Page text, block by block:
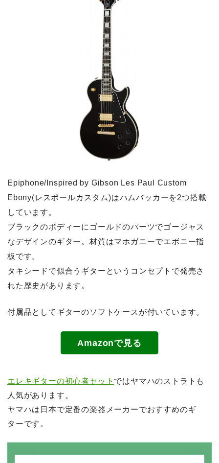
Epiphone/Inspired by Gibson Les Paul Custom
Ebony(レスポールカスタム)はハムバッカーを2つ搭載
しています。
ブラックのボディーにゴールドのパーツでゴージャス
なデザインのギター。材質はマホガニーでエボニー指
板です。
タキシードで似合うギターというコンセプトで発売さ
れた歴史があります。
付属品としてギターのソフトケースが付いています。
Amazonで見る
エレキギターの初心者セット ではヤマハのストラトも
人気があります。
ヤマハは日本で定番の楽器メーカーでおすすめのギ
ターです。